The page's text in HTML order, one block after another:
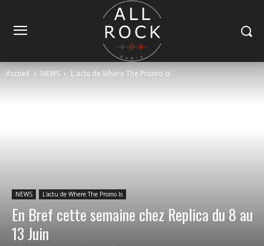
Accueil NEWS L'actu de Where The Promo Is
NEWS L'actu de Where The Promo Is
En Bref cette semaine chez Replica du 8 au
13 Juin